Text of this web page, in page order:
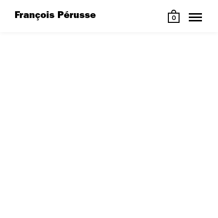
François Pérusse 0